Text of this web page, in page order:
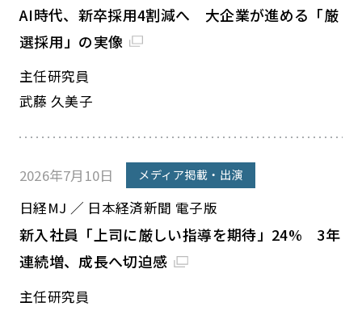
AI時代、新卒採用4割減へ 大企業が進める「厳
選採用」の実像
主任研究員
武藤 久美子
2026年7月10日 メディア掲載・出演
日経MJ ／ 日本経済新聞 電子版
新入社員「上司に厳しい指導を期待」24% 3年
連続増、成長へ切迫感
主任研究員